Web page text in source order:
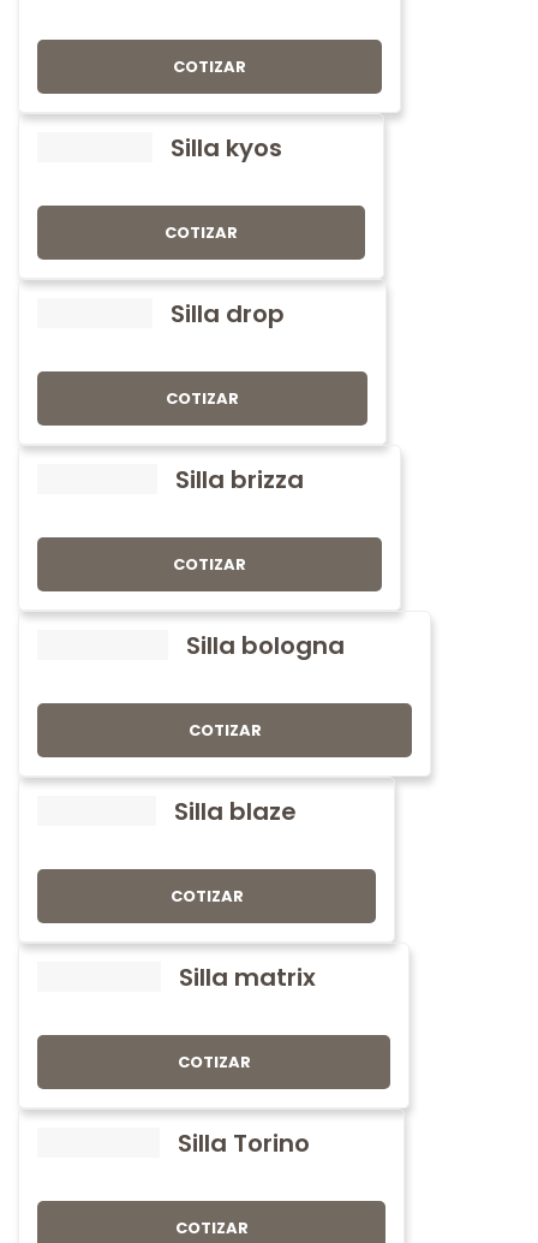
COTIZAR
Silla kyos
COTIZAR
Silla drop
COTIZAR
Silla brizza
COTIZAR
Silla bologna
COTIZAR
Silla blaze
COTIZAR
Silla matrix
COTIZAR
Silla Torino
COTIZAR